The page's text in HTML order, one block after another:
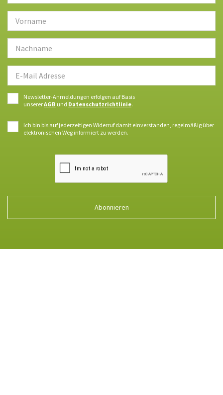
Newsletter-Anmeldungen erfolgen auf Basis
unsererAGB und Datenschutzrichtlinie.
Ich bin bis auf jederzeitigen Widerruf damit einverstanden, regelmäßig über
elektronischen Weg informiert zu werden.
Abonnieren